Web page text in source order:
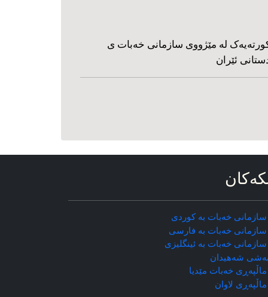
له مێژووی سازمانی خه‌بات ی
ئێران
سازمانی خه‌بات به کوردی
سازمانی خه‌بات به فارسی
سازمانی خه‌بات به ئینگلیزی
شه‌هیدان
خه‌بات مێدیا
ماڵپه‌ڕی لاوان